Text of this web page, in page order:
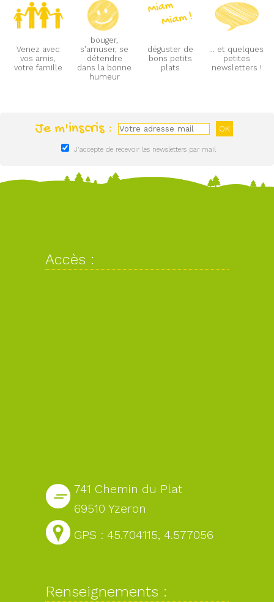
Venez avec
vos amis,
votre famille
bouger,
s'amuser, se
détendre
dans la bonne
humeur
déguster de
bons petits
plats
... et quelques
petites
newsletters !
Je m'inscris :
J'accepte de recevoir les newsletters par mail
Accès :
741 Chemin du Plat
69510 Yzeron
GPS : 45.704115, 4.577056
Renseignements :